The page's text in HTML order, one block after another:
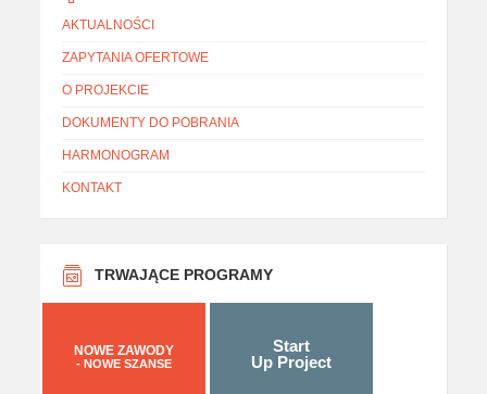
AKTUALNOŚCI
ZAPYTANIA OFERTOWE
O PROJEKCIE
DOKUMENTY DO POBRANIA
HARMONOGRAM
KONTAKT
TRWAJĄCE PROGRAMY
NOWE ZAWODY
- NOWE SZANSE
Start
Up Project